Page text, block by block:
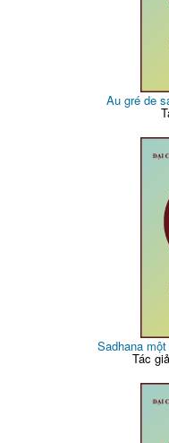
Au gré de
Sadhana
Tác